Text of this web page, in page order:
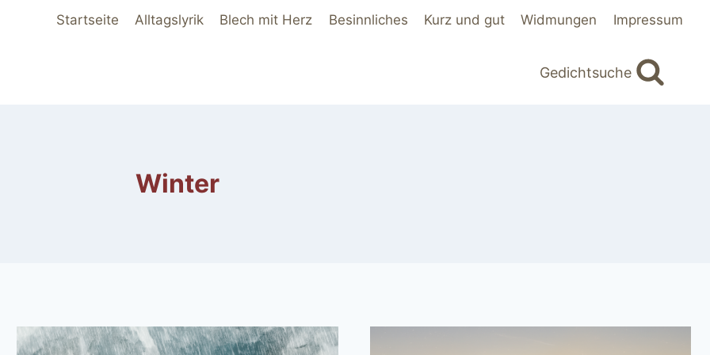
Startseite Alltagslyrik Blech mit Herz Besinnliches Kurz und gut Widmungen Impressum
Gedichtsuche
Winter